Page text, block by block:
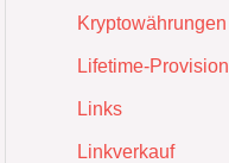
Kryptowährungen
Lifetime-Provision
Links
Linkverkauf